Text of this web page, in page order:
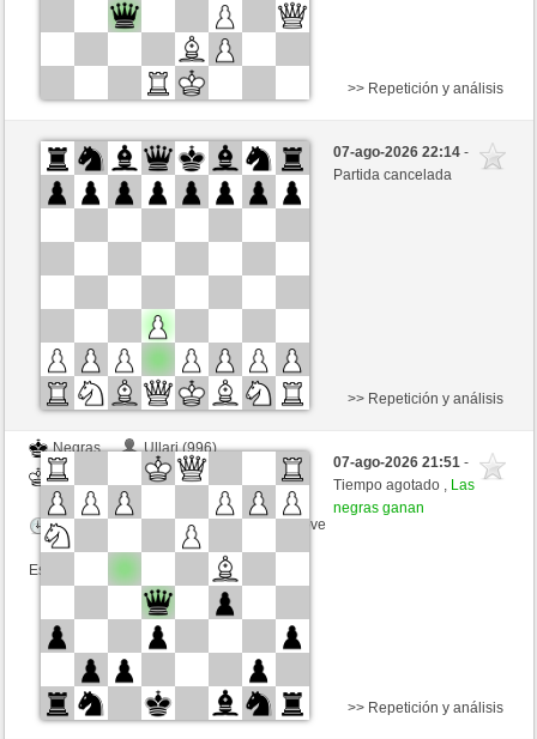
Negras
Fliese (1242) (-11)
Blancas
Frco66 (1365) (+11)
>> Repetición y análisis
07-ago-2026 22:14-
Partida cancelada
Negras
Ullari (996)
Blancas
Frco66 (1365)
Tiempo: 5 minutes/side + 8 seconds/move
Esta partida es por puntos
>> Repetición y análisis
07-ago-2026 21:51-
Tiempo agotado , Las
negras ganan
>> Repetición y análisis